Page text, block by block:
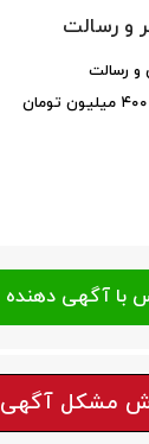
و رسالت
و رسالت
مشکل آگهی